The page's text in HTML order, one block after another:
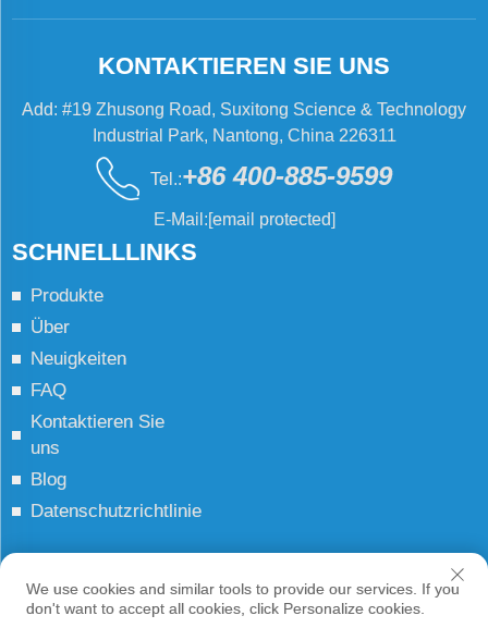
SCHNELLLINKS
Produkte
Über
Neuigkeiten
FAQ
Kontaktieren Sie
uns
Blog
Datenschutzrichtlinie
KONTAKTIEREN SIE UNS
Add: #19 Zhusong Road, Suxitong Science & Technology
Industrial Park, Nantong, China 226311
Tel.:+86 400-885-9599
E-Mail: [email protected]
We use cookies and similar tools to provide our services. If you
don't want to accept all cookies, click Personalize cookies.